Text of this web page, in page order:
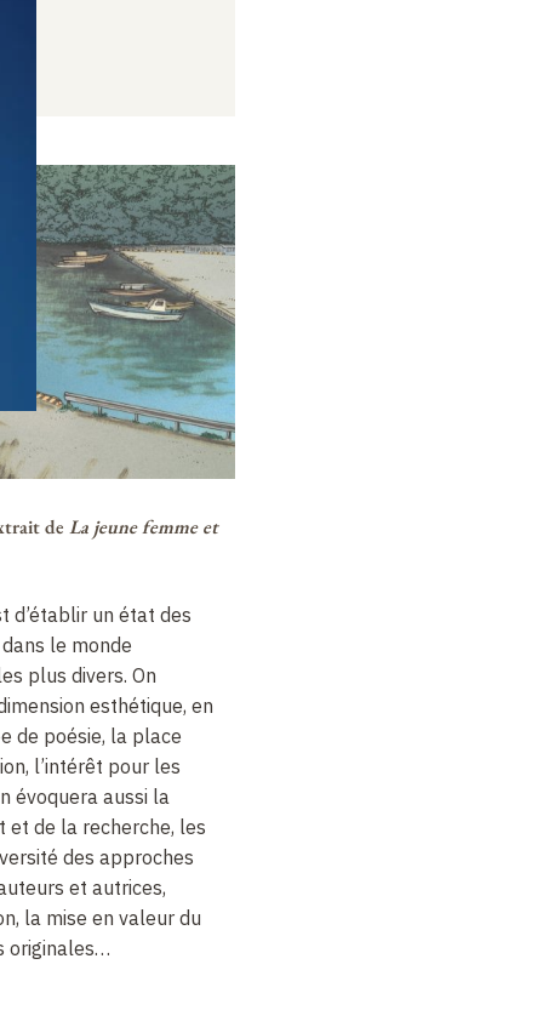
de La jeune femme et
d’établir un état des
le monde
plus divers. On
esthétique, en
de poésie, la place
l’intérêt pour les
évoquera aussi la
et de la recherche, les
des approches
et autrices,
la mise en valeur du
originales…